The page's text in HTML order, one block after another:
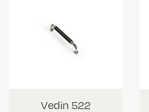
Vedin 522